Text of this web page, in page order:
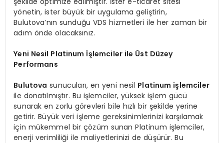
yönetin, ister büyük bir uygulama geliştirin,
Bulutova’nın sunduğu VDS hizmetleri ile her zaman bir
adım önde olacaksınız.
Yeni Nesil Platinum İşlemciler ile Üst Düzey
Performans
Bulutova sunucuları, en yeni nesil Platinum işlemciler
ile donatılmıştır. Bu işlemciler, yüksek işlem gücü
sunarak en zorlu görevleri bile hızlı bir şekilde yerine
getirir. Büyük veri işleme gereksinimlerinizi karşılamak
için mükemmel bir çözüm sunan Platinum işlemciler,
enerji verimliliği ile maliyetlerinizi de düşürür. Bu